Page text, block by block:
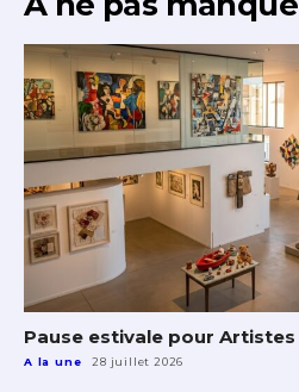
Pause estivale pour
A la une 28 juillet 2026